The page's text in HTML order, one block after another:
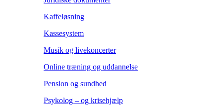
Kaffeløsning
Kassesystem
Musik og livekoncerter
Online træning og uddannelse
Pension og sundhed
Psykolog – og krisehjælp